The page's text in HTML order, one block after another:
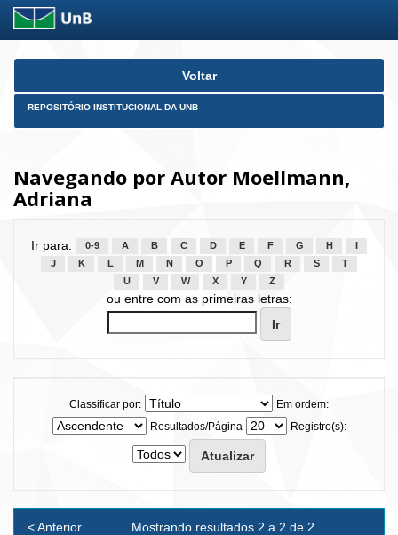
Skip
Voltar
REPOSITÓRIO INSTITUCIONAL DA UNB
Navegando por Autor Moellmann,
Adriana
Ir para: 0-9 A B C D E F G H
J
K L M N O P Q R S
T
U
V W X Y Z
ou entre com as primeiras letras:
Classificar por:
Em ordem:
Resultados/Página
Registro(s):
Mostrando resultados 2 a 2 de 2
< Anterior